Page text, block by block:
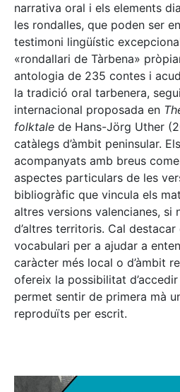
narrativa oral i els elements
les rondalles, que poden ser
testimoni lingüístic
«rondallari de Tàrbena»
antologia de 235 contes i
la tradició oral tarbenera,
internacional proposada en
folktale de Hans-Jörg Uther
catàlegs d’àmbit peninsular.
acompanyats amb breus
aspectes particulars de les
bibliogràfic que vincula els
altres versions valencianes, si
d’altres territoris. Cal destacar
vocabulari per a ajudar a
caràcter més local o d’àmbit
ofereix la possibilitat
permet sentir de primera mà
reproduïts per escrit.